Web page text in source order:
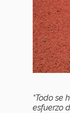
“Todo se
esfuerzo